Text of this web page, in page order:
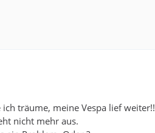
träume, meine Vespa lief weiter!!
nicht mehr aus.